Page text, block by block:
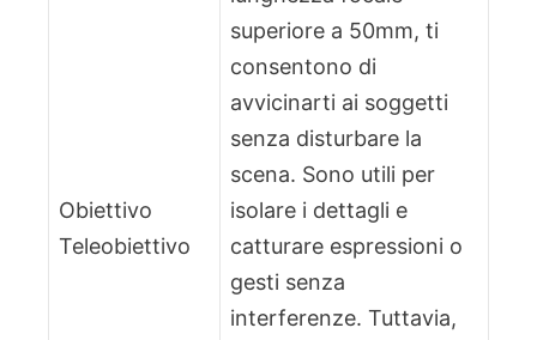
Obiettivo
Teleobiettivo
superiore a 50mm, ti
consentono di
avvicinarti ai soggetti
senza disturbare la
scena. Sono utili per
isolare i dettagli e
catturare espressioni o
gesti senza
interferenze. Tuttavia,